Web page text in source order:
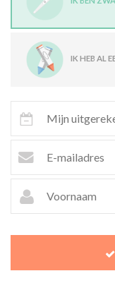
IK HEB AL